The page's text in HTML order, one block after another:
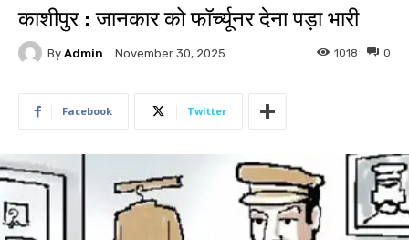
काशीपुर : जानकार को फॉर्च्यूनर देना पड़ा भारी
By Admin November 30, 2025 0
1018
Facebook Twitter